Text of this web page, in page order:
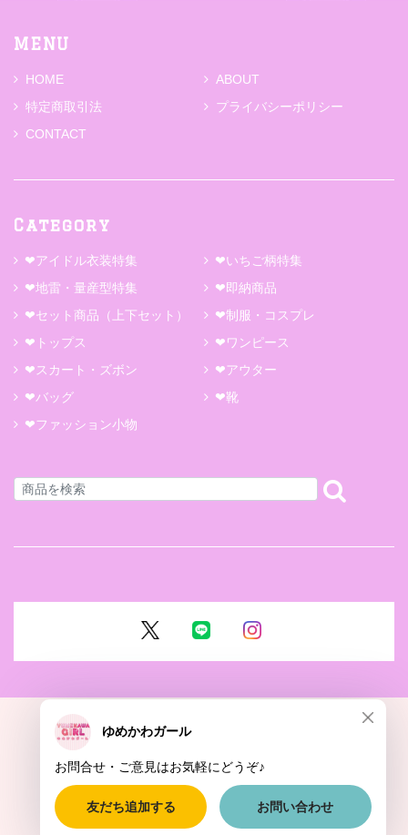
MENU
HOME
ABOUT
特定商取引法
プライバシーポリシー
CONTACT
Category
❤アイドル衣装特集
❤いちご柄特集
❤地雷・量産型特集
❤即納商品
❤セット商品（上下セット）
❤制服・コスプレ
❤トップス
❤ワンピース
❤スカート・ズボン
❤アウター
❤バッグ
❤靴
❤ファッション小物
ショップに質問する